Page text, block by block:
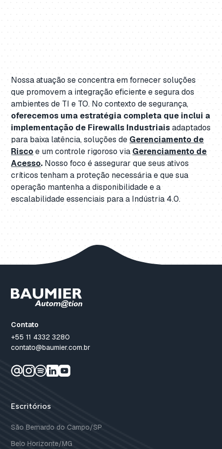
Nossa atuação se concentra em fornecer soluções
que promovem a integração eficiente e segura dos
ambientes de TI e TO. No contexto de segurança,
oferecemos uma estratégia completa que inclui a
implementação de Firewalls Industriaisadaptados
para baixa latência, soluções de Gerenciamento de
Riscoe um controle rigoroso via Gerenciamento de
Acesso. Nosso foco é assegurar que seus ativos
críticos tenham a proteção necessária e que sua
operação mantenha a disponibilidade e a
escalabilidade essenciais para a Indústria 4.0.
Contato
+55 11 4332 3280
contato@baumier.com.br
Escritórios
São Bernardo do Campo/SP
Belo Horizonte/MG